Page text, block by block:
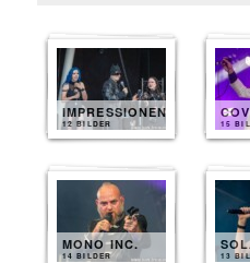
IMPRESSIONEN
12 BILDER 15
MONO INC.
14 BILDER 13